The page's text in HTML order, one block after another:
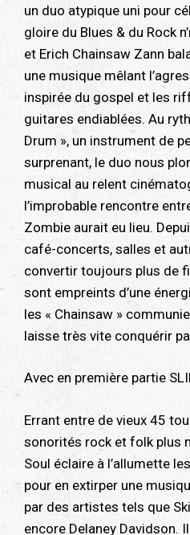
un duo atypique uni pour
gloire du Blues & du Rock
et Erich Chainsaw Zann
une musique mêlant
inspirée du gospel et les
guitares endiablées. Au
Drum », un instrument de
surprenant, le duo nous
musical au relent
l’improbable rencontre
Zombie aurait eu lieu.
café-concerts, salles et
convertir toujours plus de
sont empreints d’une
les « Chainsaw »
laisse très vite conquérir
Avec en première partie
Errant entre de vieux 45
sonorités rock et folk plus
Soul éclaire à l’allumette
pour en extirper une
par des artistes tels que
encore Delaney Davidson.